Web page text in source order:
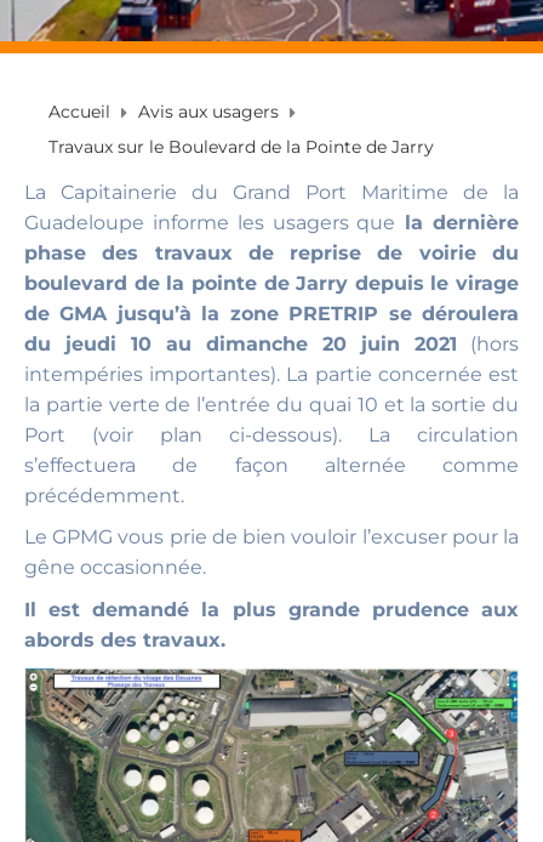
Accueil
Avis aux usagers
Travaux sur le Boulevard de la Pointe de Jarry
La Capitainerie du Grand Port Maritime de la
Guadeloupe informe les usagers que la dernière
phase des travaux de reprise de voirie du
boulevard de la pointe de Jarry depuis le virage
de GMA jusqu’à la zone PRETRIP se déroulera
du jeudi 10 au dimanche 20 juin 2021 (hors
intempéries importantes). La partie concernée est
la partie verte de l’entrée du quai 10 et la sortie du
Port (voir plan ci-dessous). La circulation
s’effectuera de façon alternée comme
précédemment.
Le GPMG vous prie de bien vouloir l’excuser pour la
gêne occasionnée.
Il est demandé la plus grande prudence aux
abords des travaux.